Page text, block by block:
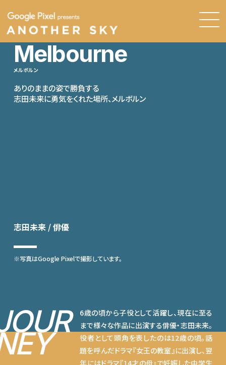
Melbourne
メルボルン
ありのままの姿で勝負する
志田未来に勇気をくれた場所、メルボルン
志田未来 / 俳優
※写真はGoogle Pixelで撮影しています。
6歳の頃から子役として活躍し、現在に至る
まで様々な作品に出演する俳優・志田未来。
役者として頭角を表したのは12歳の頃。話
題を呼んだドラマ『女王の教室』に出演し、翌